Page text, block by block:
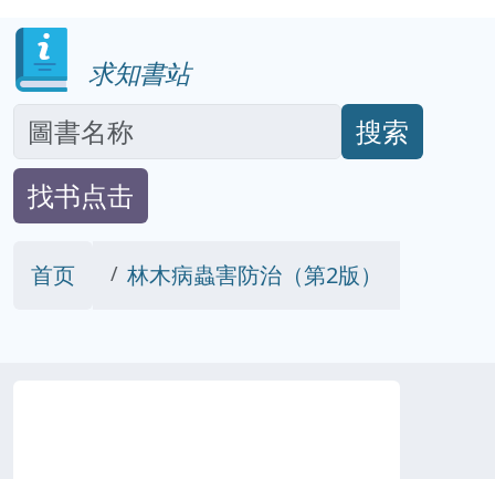
求知書站
搜索
找书点击
首页 林木病蟲害防治（第2版）